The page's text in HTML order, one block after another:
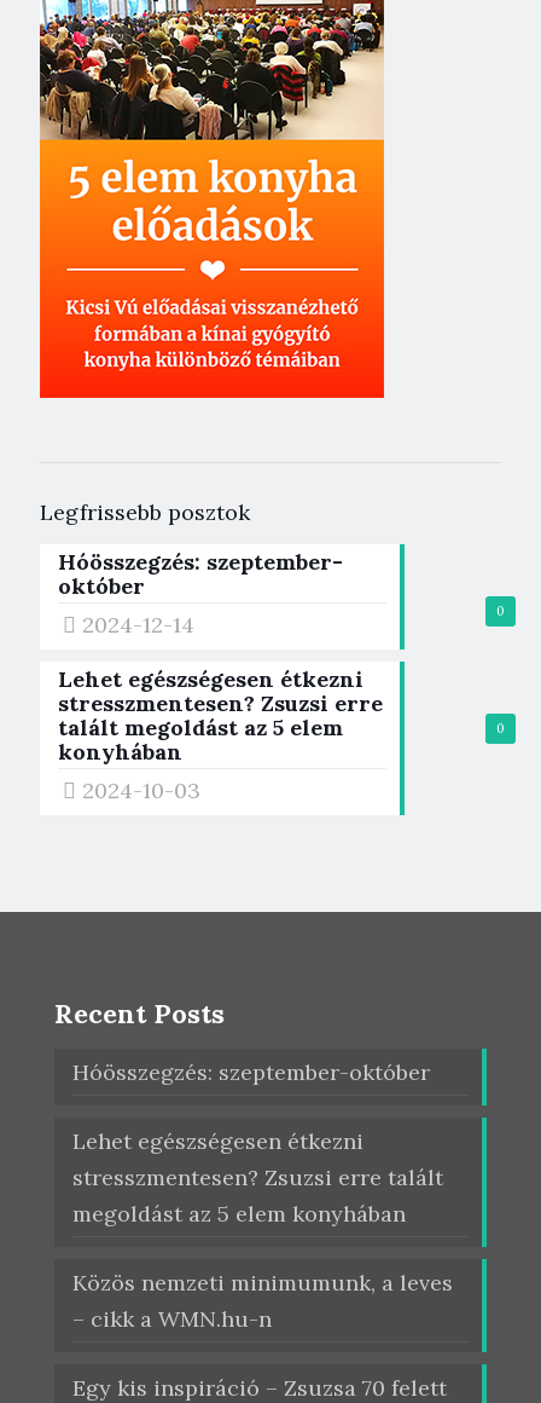
Legfrissebb posztok
0
Hóösszegzés: szeptember-
október
2024-12-14
0
Lehet egészségesen étkezni
stresszmentesen? Zsuzsi erre
talált megoldást az 5 elem
konyhában
2024-10-03
Recent Posts
Hóösszegzés: szeptember-október
Lehet egészségesen étkezni
stresszmentesen? Zsuzsi erre talált
megoldást az 5 elem konyhában
Közös nemzeti minimumunk, a leves
– cikk a WMN.hu-n
Egy kis inspiráció – Zsuzsa 70 felett